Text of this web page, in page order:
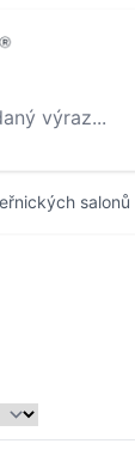
výraz...
salonů